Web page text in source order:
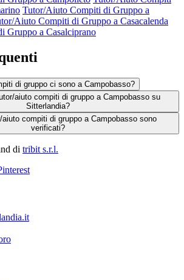
Tutor/Aiuto Compiti di Gruppo a
Aiuto Compiti di Gruppo a Casacalenda
Gruppo a Casalciprano
di gruppo ci sono a Campobasso?
aiuto compiti di gruppo a Campobasso su
Sitterlandia?
aiuto compiti di gruppo a Campobasso sono
verificati?
di tribit s.r.l.